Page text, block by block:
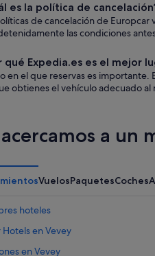
es la política de
de cancelación de
las condiciones
qué Expedia.es es el mejor
en el que reservas es importante.
obtienes el vehículo adecuado al
acercamos a un
VuelosPaquetesCoches
hoteles
Hotels en Vevey
en Vevey